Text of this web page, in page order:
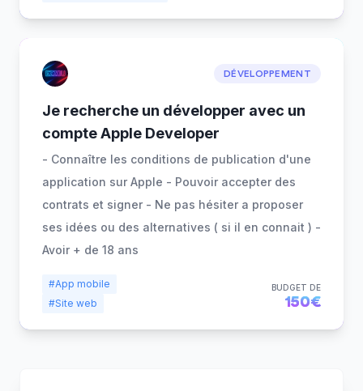
DÉVELOPPEMENT
Je recherche un développer avec un
compte Apple Developer
- Connaître les conditions de publication d'une
application sur Apple - Pouvoir accepter des
contrats et signer - Ne pas hésiter a proposer
ses idées ou des alternatives ( si il en connait ) -
Avoir + de 18 ans
#App mobile
#Site web
BUDGET DE
150€